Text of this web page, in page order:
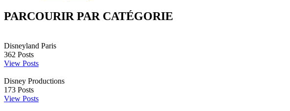
PARCOURIR PAR CATÉGORIE
Disneyland Paris
362 Posts
View Posts
Disney Productions
173 Posts
View Posts